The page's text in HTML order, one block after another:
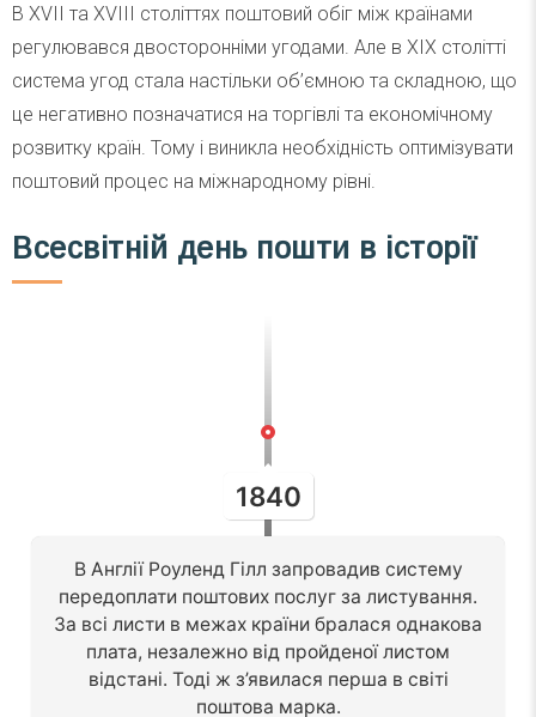
В XVII та XVIII століттях поштовий обіг між країнами
регулювався двосторонніми угодами. Але в XIX столітті
система угод стала настільки об’ємною та складною, що
це негативно позначатися на торгівлі та економічному
розвитку країн. Тому і виникла необхідність оптимізувати
поштовий процес на міжнародному рівні.
Всесвітній день пошти в історії
1840
В Англії Роуленд Гілл запровадив систему
передоплати поштових послуг за листування.
За всі листи в межах країни бралася однакова
плата, незалежно від пройденої листом
відстані. Тоді ж з’явилася перша в світі
поштова марка.